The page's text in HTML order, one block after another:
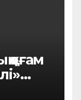
қоғам